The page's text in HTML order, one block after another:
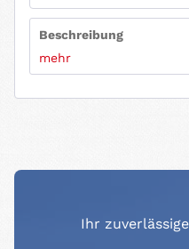
Beschreibung
mehr
Ihr